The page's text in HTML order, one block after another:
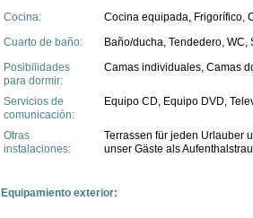
Cocina:
Cocina equipada, Frigorífico,
Cuarto de baño:
Baño/ducha, Tendedero, WC,
Posibilidades
para dormir:
Camas individuales, Camas
Servicios de
comunicación:
Equipo CD, Equipo DVD,
Otras
instalaciones:
Terrassen für jeden Urlauber
unser Gäste als
Equipamiento exterior: